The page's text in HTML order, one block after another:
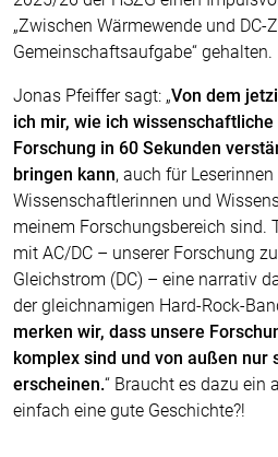
„Zwischen Wärmewende und DC-
Gemeinschaftsaufgabe“ gehalten.
Jonas Pfeiffer sagt: „Von dem
ich mir, wie ich
Forschung in 60 Sekunden
bringen kann, auch für
Wissenschaftlerinnen und
meinem Forschungsbereich sind.
mit AC/DC – unserer Forschung
Gleichstrom (DC) – eine narrativ
der gleichnamigen Hard-Rock-
merken wir, dass unsere
komplex sind und von außen nur
erscheinen.“ Braucht es dazu ein
einfach eine gute Geschichte?!